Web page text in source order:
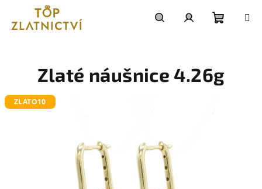
obsah
košík
Zlaté náušnice 4.26g
ZLATO10